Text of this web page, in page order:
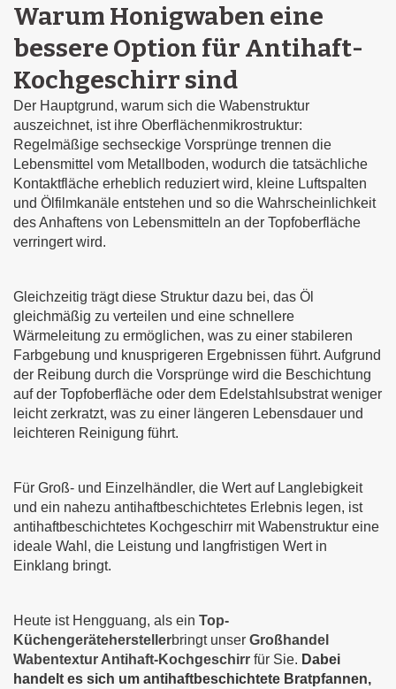
Warum Honigwaben eine
bessere Option für Antihaft-
Kochgeschirr sind
Der Hauptgrund, warum sich die Wabenstruktur
auszeichnet, ist ihre Oberflächenmikrostruktur:
Regelmäßige sechseckige Vorsprünge trennen die
Lebensmittel vom Metallboden, wodurch die tatsächliche
Kontaktfläche erheblich reduziert wird, kleine Luftspalten
und Ölfilmkanäle entstehen und so die Wahrscheinlichkeit
des Anhaftens von Lebensmitteln an der Topfoberfläche
verringert wird.
Gleichzeitig trägt diese Struktur dazu bei, das Öl
gleichmäßig zu verteilen und eine schnellere
Wärmeleitung zu ermöglichen, was zu einer stabileren
Farbgebung und knusprigeren Ergebnissen führt. Aufgrund
der Reibung durch die Vorsprünge wird die Beschichtung
auf der Topfoberfläche oder dem Edelstahlsubstrat weniger
leicht zerkratzt, was zu einer längeren Lebensdauer und
leichteren Reinigung führt.
Für Groß- und Einzelhändler, die Wert auf Langlebigkeit
und ein nahezu antihaftbeschichtetes Erlebnis legen, ist
antihaftbeschichtetes Kochgeschirr mit Wabenstruktur eine
ideale Wahl, die Leistung und langfristigen Wert in
Einklang bringt.
Heute ist Hengguang, als ein Top-
Küchengeräteherstellerbringt unser Großhandel
Wabentextur Antihaft-Kochgeschirr für Sie. Dabei
handelt es sich um antihaftbeschichtete Bratpfannen,